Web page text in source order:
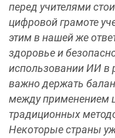
перед учителями
цифровой грамоте
этим в нашей же
здоровье и
использовании ИИ в
важно держать
между применением
традиционных
Некоторые страны